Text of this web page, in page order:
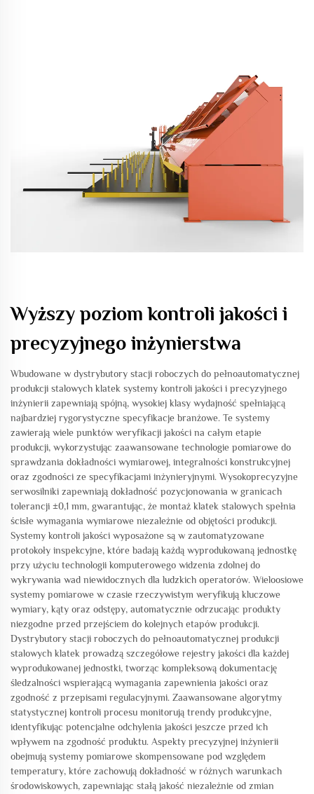
Wyższy poziom kontroli jakości i
precyzyjnego inżynierstwa
Wbudowane w dystrybutory stacji roboczych do pełnoautomatycznej
produkcji stalowych klatek systemy kontroli jakości i precyzyjnego
inżynierii zapewniają spójną, wysokiej klasy wydajność spełniającą
najbardziej rygorystyczne specyfikacje branżowe. Te systemy
zawierają wiele punktów weryfikacji jakości na całym etapie
produkcji, wykorzystując zaawansowane technologie pomiarowe do
sprawdzania dokładności wymiarowej, integralności konstrukcyjnej
oraz zgodności ze specyfikacjami inżynieryjnymi. Wysokoprecyzyjne
serwosilniki zapewniają dokładność pozycjonowania w granicach
tolerancji ±0,1 mm, gwarantując, że montaż klatek stalowych spełnia
ścisłe wymagania wymiarowe niezależnie od objętości produkcji.
Systemy kontroli jakości wyposażone są w zautomatyzowane
protokoły inspekcyjne, które badają każdą wyprodukowaną jednostkę
przy użyciu technologii komputerowego widzenia zdolnej do
wykrywania wad niewidocznych dla ludzkich operatorów. Wieloosiowe
systemy pomiarowe w czasie rzeczywistym weryfikują kluczowe
wymiary, kąty oraz odstępy, automatycznie odrzucając produkty
niezgodne przed przejściem do kolejnych etapów produkcji.
Dystrybutory stacji roboczych do pełnoautomatycznej produkcji
stalowych klatek prowadzą szczegółowe rejestry jakości dla każdej
wyprodukowanej jednostki, tworząc kompleksową dokumentację
śledzalności wspierającą wymagania zapewnienia jakości oraz
zgodność z przepisami regulacyjnymi. Zaawansowane algorytmy
statystycznej kontroli procesu monitorują trendy produkcyjne,
identyfikując potencjalne odchylenia jakości jeszcze przed ich
wpływem na zgodność produktu. Aspekty precyzyjnej inżynierii
obejmują systemy pomiarowe skompensowane pod względem
temperatury, które zachowują dokładność w różnych warunkach
środowiskowych, zapewniając stałą jakość niezależnie od zmian